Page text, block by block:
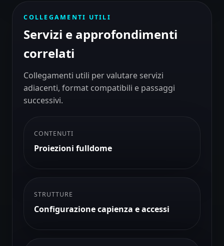
COLLEGAMENTI UTILI
Servizi e approfondimenti
correlati
Collegamenti utili per valutare servizi
adiacenti, format compatibili e passaggi
successivi.
CONTENUTI
Proiezioni fulldome
STRUTTURE
Configurazione capienza e accessi